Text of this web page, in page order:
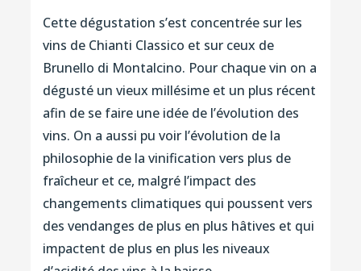
Cette dégustation s’est concentrée sur les
vins de Chianti Classico et sur ceux de
Brunello di Montalcino. Pour chaque vin on a
dégusté un vieux millésime et un plus récent
afin de se faire une idée de l’évolution des
vins. On a aussi pu voir l’évolution de la
philosophie de la vinification vers plus de
fraîcheur et ce, malgré l’impact des
changements climatiques qui poussent vers
des vendanges de plus en plus hâtives et qui
impactent de plus en plus les niveaux